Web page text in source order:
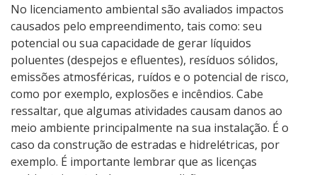
No licenciamento ambiental são avaliados impactos
causados pelo empreendimento, tais como: seu
potencial ou sua capacidade de gerar líquidos
poluentes (despejos e efluentes), resíduos sólidos,
emissões atmosféricas, ruídos e o potencial de risco,
como por exemplo, explosões e incêndios. Cabe
ressaltar, que algumas atividades causam danos ao
meio ambiente principalmente na sua instalação. É o
caso da construção de estradas e hidrelétricas, por
exemplo. É importante lembrar que as licenças